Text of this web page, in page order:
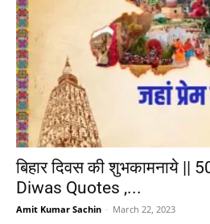
बिहार दिवस की शुभकामनाये ||
Diwas Quotes ,...
Amit Kumar Sachin - March 22, 2023